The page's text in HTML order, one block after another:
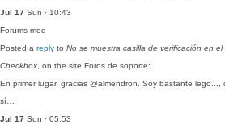
Jul 17 Sun · 10:43
Forums med
Posted a reply to No se muestra casilla de verificación en
Checkbox , on the site Foros de soporte:
En primer lugar, gracias @almendron. Soy bastante lego...,
sí…
Jul 17 Sun · 05:53